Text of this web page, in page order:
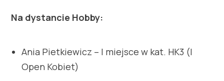
Na dystancie Hobby:
Ania Pietkiewicz – I miejsce w kat. HK3 (I
Open Kobiet)